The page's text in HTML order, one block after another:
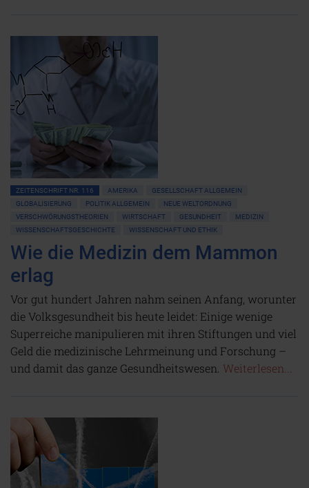
ZEITENSCHRIFT NR. 116 AMERIKA
GESELLSCHAFT ALLGEMEIN
GLOBALISIERUNG
POLITIK ALLGEMEIN
NEUE WELTORDNUNG
VERSCHWÖRUNGSTHEORIEN
WIRTSCHAFT GESUNDHEIT
MEDIZIN
WISSENSCHAFTSGESCHICHTE
WISSENSCHAFT UND ETHIK
Wie die Medizin dem Mammon
erlag
Vor gut hundert Jahren nahm seinen Anfang, worunter
die Volksgesundheit bis heute leidet: Einige wenige
Superreiche manipulieren mit ihren Stiftungen und viel
Geld die medizinische Lehrmeinung und Forschung –
und damit das ganze Gesundheitswesen. Weiterlesen...